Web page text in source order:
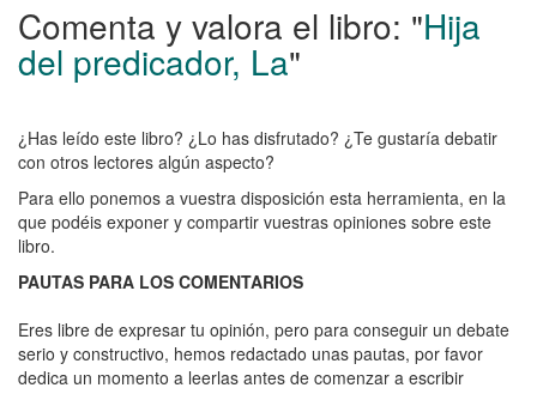
Comenta
y
valora
el
libro:
Hija
del
predicador,
La
Comenta y valora el libro: "Hija
del predicador, La"
¿Has leído este libro? ¿Lo has disfrutado? ¿Te gustaría debatir
con otros lectores algún aspecto?
Para ello ponemos a vuestra disposición esta herramienta, en la
que podéis exponer y compartir vuestras opiniones sobre este
libro.
PAUTAS PARA LOS COMENTARIOS
Eres libre de expresar tu opinión, pero para conseguir un debate
serio y constructivo, hemos redactado unas pautas, por favor
dedica un momento a leerlas antes de comenzar a escribir